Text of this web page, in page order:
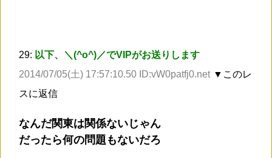
29: 以下、＼(^o^)／でVIPがお送りします
2014/07/05(土) 17:57:10.50 ID:vW0patfj0.net ▼このレ
スに返信
なんだ関東は関係ないじゃん
だったら何の問題もないだろ